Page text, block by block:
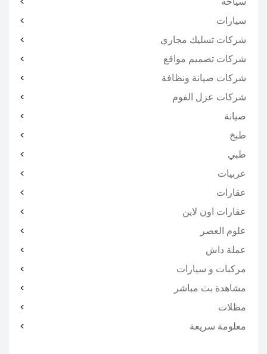
سيارات
شركات تسليك مجاري
شركات تصميم مواقع
شركات صيانة ونظافة
شركات عزل الفوم
صيانة
طبخ
طبي
عربيات
عقارات
عقارات اون لاين
علوم العصر
عملة داش
مركبات و سيارات
مشاهدة بث مباشر
مظلات
معلومة سريعة